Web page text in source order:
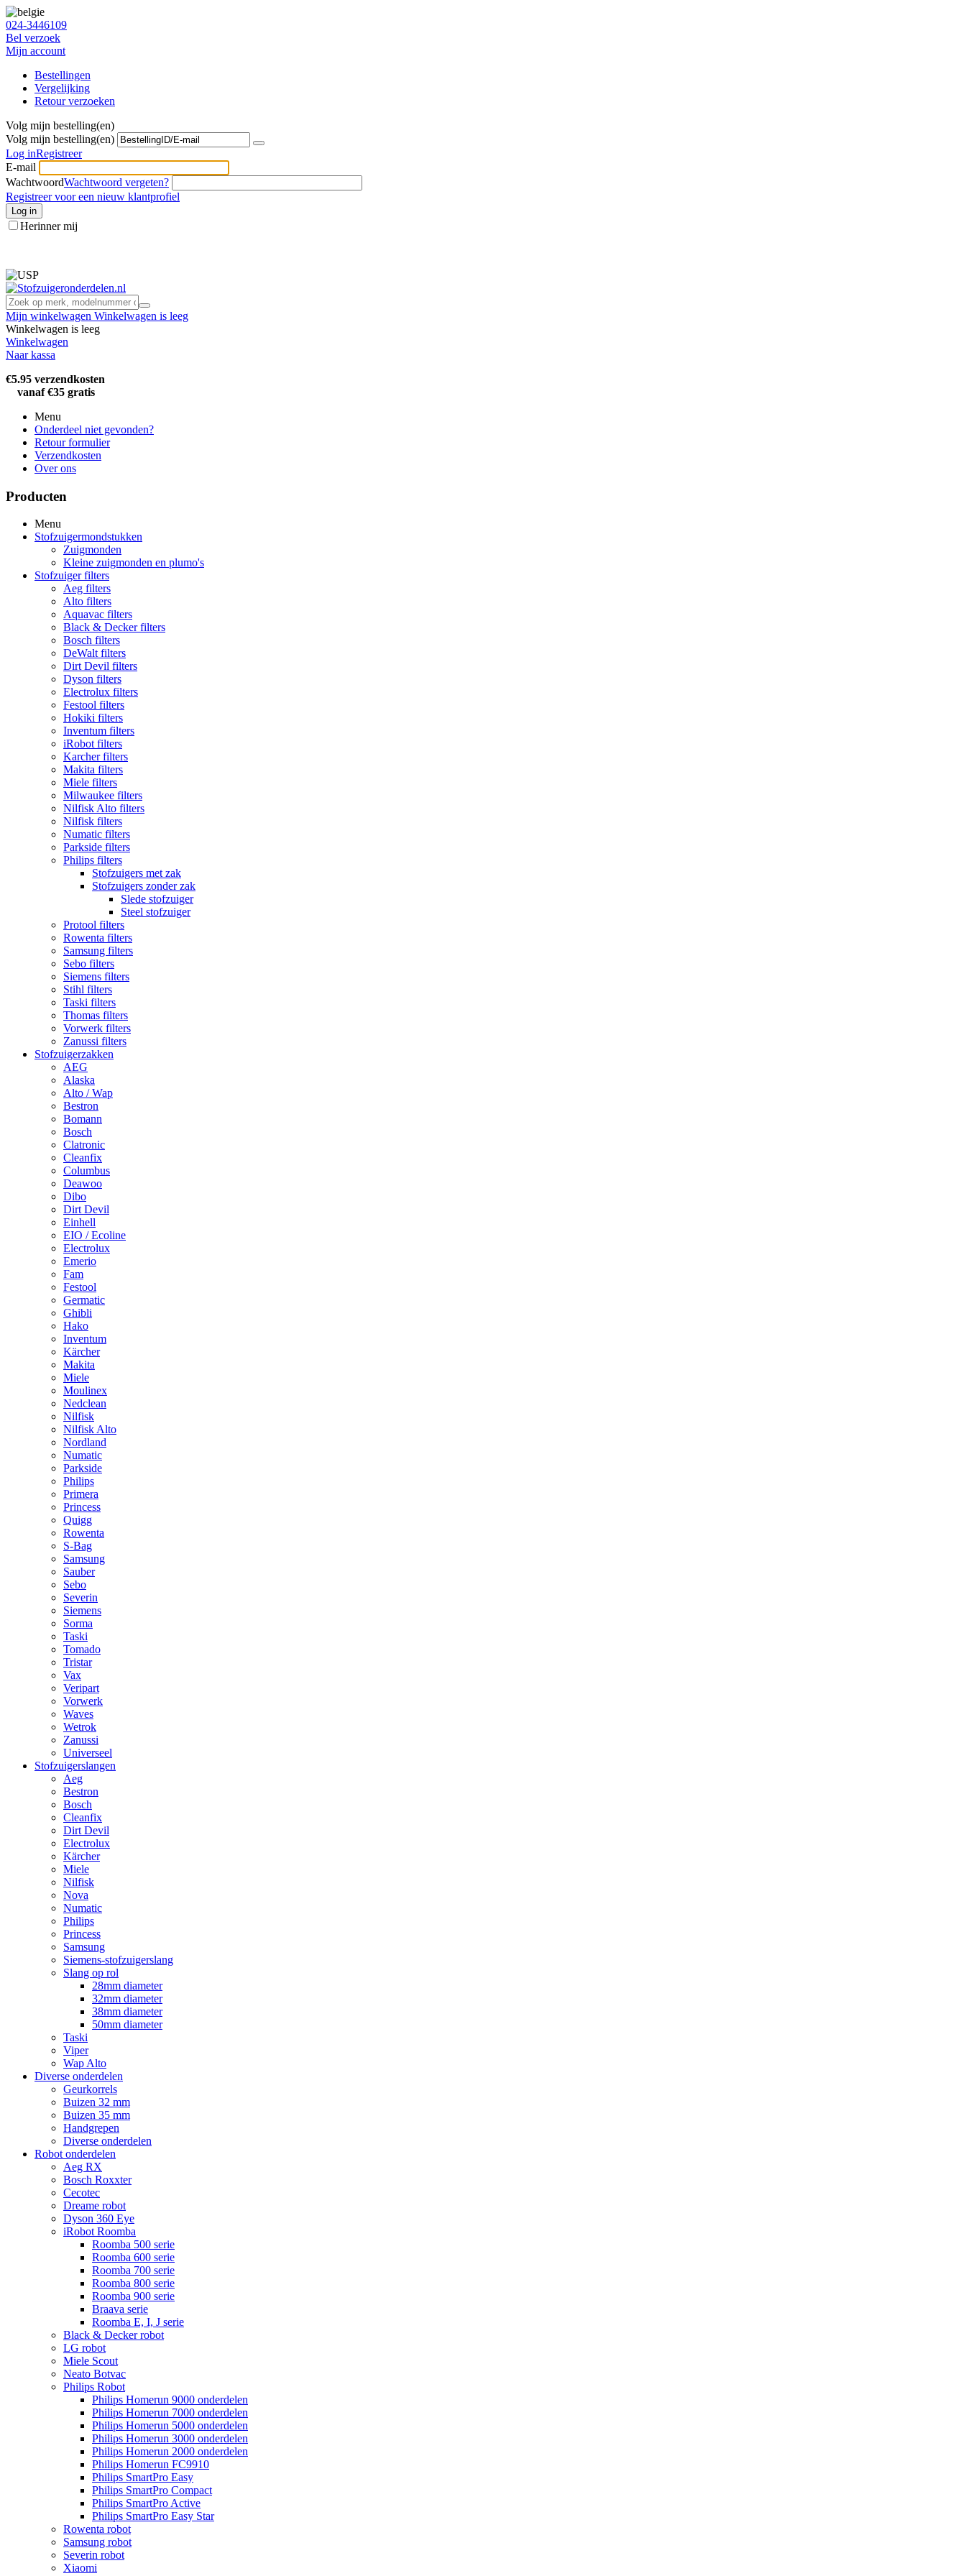
024-3446109
Bel verzoek
Mijn account
Bestellingen
Vergelijking
Retour verzoeken
Volg mijn bestelling(en)
Volg mijn bestelling(en)
Log inRegistreer
E-mail
WachtwoordWachtwoord vergeten?
Registreer voor een nieuw klantprofiel
Log in
Herinner mij
Mijn winkelwagen Winkelwagen is leeg
Winkelwagen is leeg
Winkelwagen
Naar kassa
€5.95 verzendkosten
vanaf €35 gratis
Menu
Onderdeel niet gevonden?
Retour formulier
Verzendkosten
Over ons
Producten
Menu
Stofzuigermondstukken
Zuigmonden
Kleine zuigmonden en plumo's
Stofzuiger filters
Aeg filters
Alto filters​
Aquavac filters
Black & Decker filters
Bosch filters
DeWalt filters
Dirt Devil filters
Dyson filters
Electrolux filters
Festool filters
Hokiki filters
Inventum filters
iRobot filters
Karcher filters
Makita filters
Miele filters
Milwaukee filters
Nilfisk Alto filters
Nilfisk filters
Numatic filters
Parkside filters
Philips filters
Stofzuigers met zak
Stofzuigers zonder zak
Slede stofzuiger
Steel stofzuiger
Protool filters
Rowenta filters
Samsung filters
Sebo filters
Siemens filters
Stihl filters
Taski filters
Thomas filters
Vorwerk filters
Zanussi filters
Stofzuigerzakken
AEG
Alaska
Alto / Wap
Bestron
Bomann
Bosch
Clatronic
Cleanfix
Columbus
Deawoo
Dibo
Dirt Devil
Einhell
EIO / Ecoline
Electrolux
Emerio
Fam
Festool
Germatic
Ghibli
Hako
Inventum
Kärcher
Makita
Miele
Moulinex
Nedclean
Nilfisk
Nilfisk Alto
Nordland
Numatic
Parkside
Philips
Primera
Princess
Quigg
Rowenta
S-Bag
Samsung
Sauber
Sebo
Severin
Siemens
Sorma
Taski
Tomado
Tristar
Vax
Veripart
Vorwerk
Waves
Wetrok
Zanussi
Universeel
Stofzuigerslangen
Aeg
Bestron
Bosch
Cleanfix
Dirt Devil
Electrolux
Kärcher
Miele
Nilfisk
Nova
Numatic
Philips
Princess
Samsung
Siemens-stofzuigerslang
Slang op rol
28mm diameter
32mm diameter
38mm diameter
50mm diameter
Taski
Viper
Wap Alto
Diverse onderdelen
Geurkorrels
Buizen 32 mm
Buizen 35 mm
Handgrepen
Diverse onderdelen
Robot onderdelen
Aeg RX
Bosch Roxxter
Cecotec
Dreame robot
Dyson 360 Eye
iRobot Roomba
Roomba 500 serie
Roomba 600 serie
Roomba 700 serie
Roomba 800 serie
Roomba 900 serie
Braava serie
Roomba E, I, J serie
Black & Decker robot
LG robot
Miele Scout
Neato Botvac
Philips Robot
Philips Homerun 9000 onderdelen
Philips Homerun 7000 onderdelen
Philips Homerun 5000 onderdelen
Philips Homerun 3000 onderdelen
Philips Homerun 2000 onderdelen
Philips Homerun FC9910
Philips SmartPro Easy
Philips SmartPro Compact
Philips SmartPro Active
Philips SmartPro Easy Star
Rowenta robot
Samsung robot
Severin robot
Xiaomi